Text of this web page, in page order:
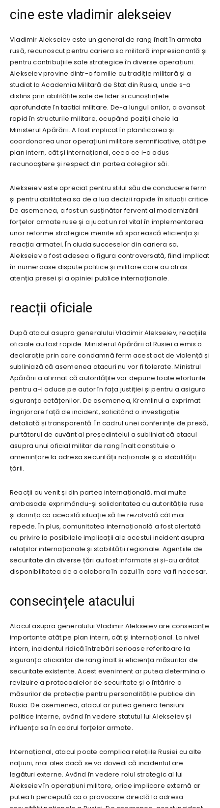
cine este vladimir alekseiev
Vladimir Alekseiev este un general de rang înalt în armata
rusă, recunoscut pentru cariera sa militară impresionantă și
pentru contribuțiile sale strategice în diverse operațiuni.
Alekseiev provine dintr-o familie cu tradiție militară și a
studiat la Academia Militară de Stat din Rusia, unde s-a
distins prin abilitățile sale de lider și cunoștințele
aprofundate în tactici militare. De-a lungul anilor, a avansat
rapid în structurile militare, ocupând poziții cheie la
Ministerul Apărării. A fost implicat în planificarea și
coordonarea unor operațiuni militare semnificative, atât pe
plan intern, cât și internațional, ceea ce i-a adus
recunoaștere și respect din partea colegilor săi.
Alekseiev este apreciat pentru stilul său de conducere ferm
și pentru abilitatea sa de a lua decizii rapide în situații critice.
De asemenea, a fost un susținător fervent al modernizării
forțelor armate ruse și a jucat un rol vital în implementarea
unor reforme strategice menite să sporească eficiența și
reacția armatei. În ciuda succeselor din cariera sa,
Alekseiev a fost adesea o figura controversată, fiind implicat
în numeroase dispute politice și militare care au atras
atenția presei și a opiniei publice internaționale.
reacții oficiale
După atacul asupra generalului Vladimir Alekseiev, reacțiile
oficiale au fost rapide. Ministerul Apărării al Rusiei a emis o
declarație prin care condamnă ferm acest act de violență și
subliniază că asemenea atacuri nu vor fi tolerate. Ministrul
Apărării a afirmat că autoritățile vor depune toate eforturile
pentru a-l aduce pe autor în fața justiției și pentru a asigura
siguranța cetățenilor. De asemenea, Kremlinul a exprimat
îngrijorare față de incident, solicitând o investigație
detaliată și transparentă. În cadrul unei conferințe de presă,
purtătorul de cuvânt al președintelui a subliniat că atacul
asupra unui oficial militar de rang înalt constituie o
amenințare la adresa securității naționale și a stabilității
țării.
Reacții au venit și din partea internațională, mai multe
ambasade exprimându-și solidaritatea cu autoritățile ruse
și dorința ca această situație să fie rezolvată cât mai
repede. În plus, comunitatea internațională a fost alertată
cu privire la posibilele implicații ale acestui incident asupra
relațiilor internaționale și stabilității regionale. Agențiile de
securitate din diverse țări au fost informate și și-au arătat
disponibilitatea de a colabora în cazul în care va fi necesar.
consecințele atacului
Atacul asupra generalului Vladimir Alekseiev are consecințe
importante atât pe plan intern, cât și internațional. La nivel
intern, incidentul ridică întrebări serioase referitoare la
siguranța oficialilor de rang înalt și eficiența măsurilor de
securitate existente. Acest eveniment ar putea determina o
revizuire a protocoalelor de securitate și o întărire a
măsurilor de protecție pentru personalitățile publice din
Rusia. De asemenea, atacul ar putea genera tensiuni
politice interne, având în vedere statutul lui Alekseiev și
influența sa în cadrul forțelor armate.
Internațional, atacul poate complica relațiile Rusiei cu alte
națiuni, mai ales dacă se va dovedi că incidentul are
legături externe. Având în vedere rolul strategic al lui
Alekseiev în operațiuni militare, orice implicare externă ar
putea fi percepută ca o provocare directă la adresa